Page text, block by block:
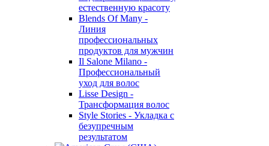
естественную красоту
Blends Of Many -
Линия
профессиональных
продуктов для мужчин
Il Salone Milano -
Профессиональный
уход для волос
Lisse Design -
Трансформация волос
Style Stories - Укладка с
безупречным
результатом